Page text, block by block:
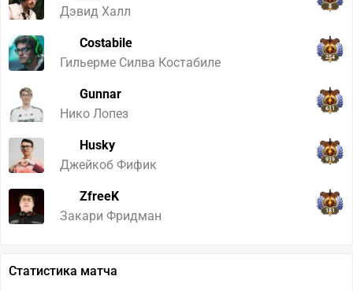
Дэвид Халл
8
Costabile
Гильерме Силва Костабиле
254
Gunnar
Нико Лопез
611
Husky
Джейкоб Фифик
919
ZfreeK
Закари Фридман
181
Статистика матча